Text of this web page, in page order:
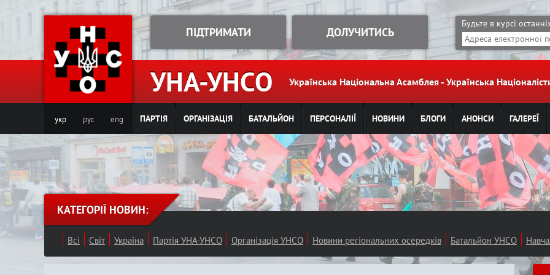
УНА-УНСО Українська Національна Асамблея - Українська
ПІДТРИМАТИ ДОЛУЧИТИСЬ
Будьте в курсі
укр рус eng ПАРТІЯ ОРГАНІЗАЦІЯ БАТАЛЬЙОН ПЕРСОНАЛІЇ НОВИНИ БЛОГИ АНОНСИ ГАЛЕРЕЇ
КАТЕГОРІЇ НОВИН:
Всі Світ Україна Партія УНА-УНСО Організація УНСО Новини регіональних осередків Батальйон УНСО